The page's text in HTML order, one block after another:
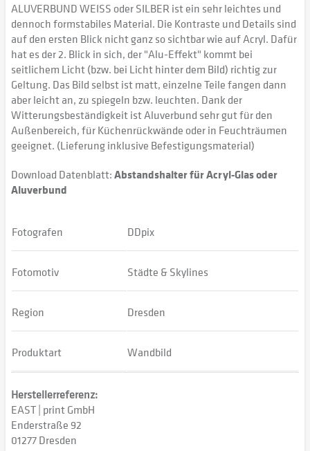
ALUVERBUND WEISS oder SILBER ist ein sehr leichtes und
dennoch formstabiles Material. Die Kontraste und Details sind
auf den ersten Blick nicht ganz so sichtbar wie auf Acryl. Dafür
hat es der 2. Blick in sich, der "Alu-Effekt" kommt bei
seitlichem Licht (bzw. bei Licht hinter dem Bild) richtig zur
Geltung. Das Bild selbst ist matt, einzelne Teile fangen dann
aber leicht an, zu spiegeln bzw. leuchten. Dank der
Witterungsbeständigkeit ist Aluverbund sehr gut für den
Außenbereich, für Küchenrückwände oder in Feuchträumen
geeignet. (Lieferung inklusive Befestigungsmaterial)
Download Datenblatt:Abstandshalter für Acryl-Glas oder
Aluverbund
Fotografen DDpix
Fotomotiv Städte & Skylines
Region Dresden
Produktart Wandbild
Herstellerreferenz:
EAST | print GmbH
Enderstraße 92
01277 Dresden